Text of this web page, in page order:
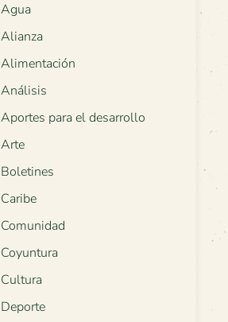
Agua
Alianza
Alimentación
Análisis
Aportes para el desarrollo
Arte
Boletines
Caribe
Comunidad
Coyuntura
Cultura
Deporte